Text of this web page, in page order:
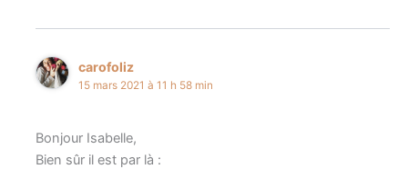
carofoliz
15 mars 2021 à 11 h 58 min
Bonjour Isabelle,
Bien sûr il est par là :